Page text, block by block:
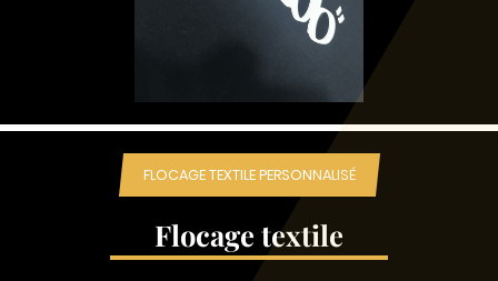
FLOCAGE TEXTILE PERSONNALISÉ
Flocage textile